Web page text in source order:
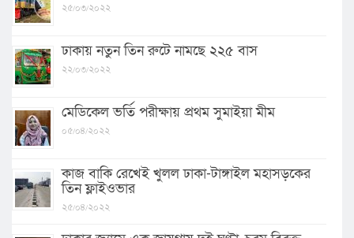
২৫/০৩/২০২২
ঢাকায় নতুন তিন রুটে নামছে ২২৫ বাস
২২/০৩/২০২২
মেডিকেল ভর্তি পরীক্ষায় প্রথম সুমাইয়া মীম
০৫/০৪/২০২২
কাজ বাকি রেখেই খুলল ঢাকা-টাঙ্গাইল মহাসড়কের
তিন ফ্লাইওভার
২৫/০৪/২০২২